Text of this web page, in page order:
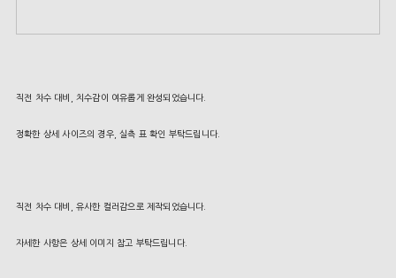
직전 차수 대비, 치수감이 여유롭게 완성되었습니다.
정확한 상세 사이즈의 경우, 실측 표 확인 부탁드립니다.
직전 차수 대비, 유사한 컬러감으로 제작되었습니다.
자세한 사항은 상세 이미지 참고 부탁드립니다.